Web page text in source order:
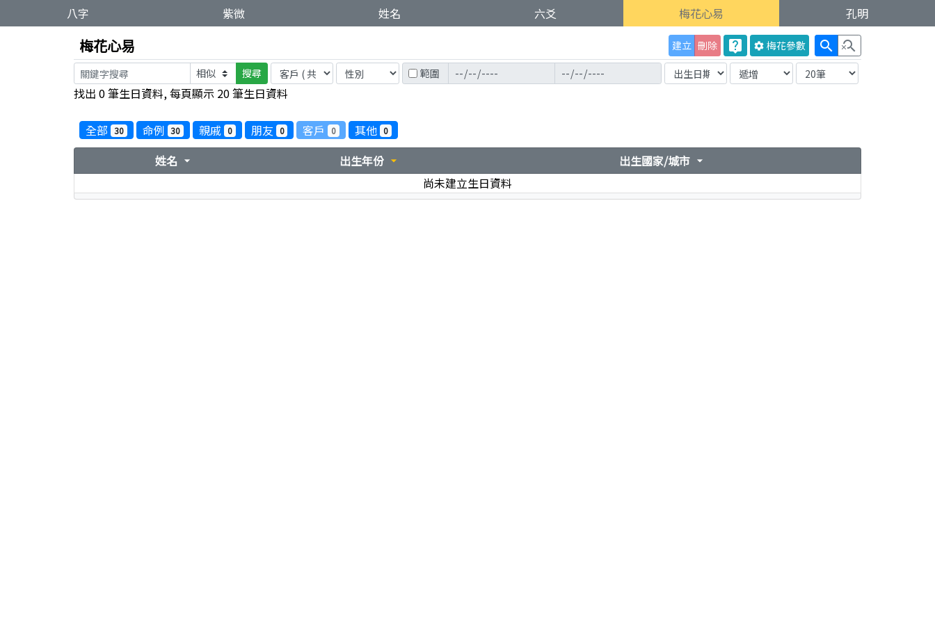
八字 紫微 姓名 六爻 梅花心易 孔明
梅花心易 建立 刪除 live_help settings 梅花參數 search search_off
搜尋 範圍
找出 0 筆生日資料, 每頁顯示 20 筆生日資料
全部 30 命例 30 親戚 0 朋友 0 客戶 0 其他 0
姓名 arrow_drop_down 出生年份 arrow_drop_down 出生國家/城市 arrow_drop_down
尚未建立生日資料